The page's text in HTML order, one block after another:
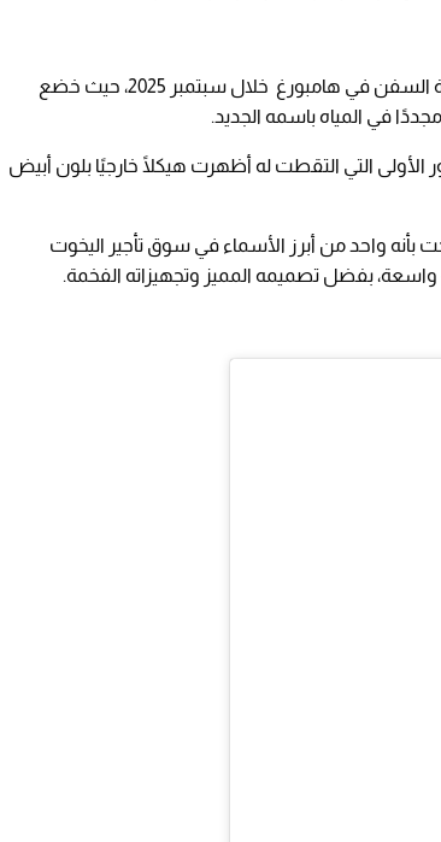
إلى منشأة Blohm+Voss، أحد أبرز مواقع صيانة السفن في هامبورغ خلال سبتمبر 2025، حيث خضع
في المياه باسمه الجديد.
الأولى التي التقطت له أظهرت هيكلًا خارجيًا بلون أبيض
بأنه واحد من أبرز الأسماء في سوق تأجير اليخوت